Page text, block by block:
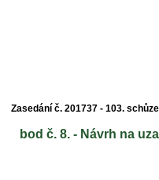
Zasedání č. 201737 - 103.
bod č. 8. - Návrh na